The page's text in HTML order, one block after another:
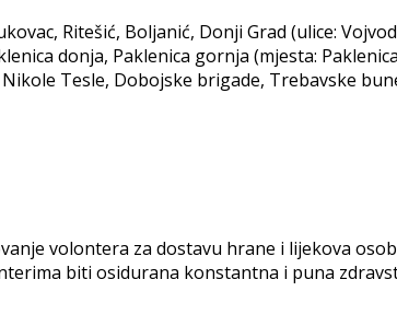
Ritešić, Boljanić, Donji Grad (ulice:
donja, Paklenica gornja (mjesta:
Tesle, Dobojske brigade, Trebavske
volontera za dostavu hrane i lijekova
biti osidurana konstantna i puna